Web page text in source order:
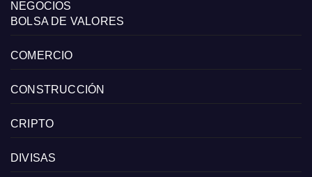
NEGOCIOS
BOLSA DE VALORES
COMERCIO
CONSTRUCCIÓN
CRIPTO
DIVISAS